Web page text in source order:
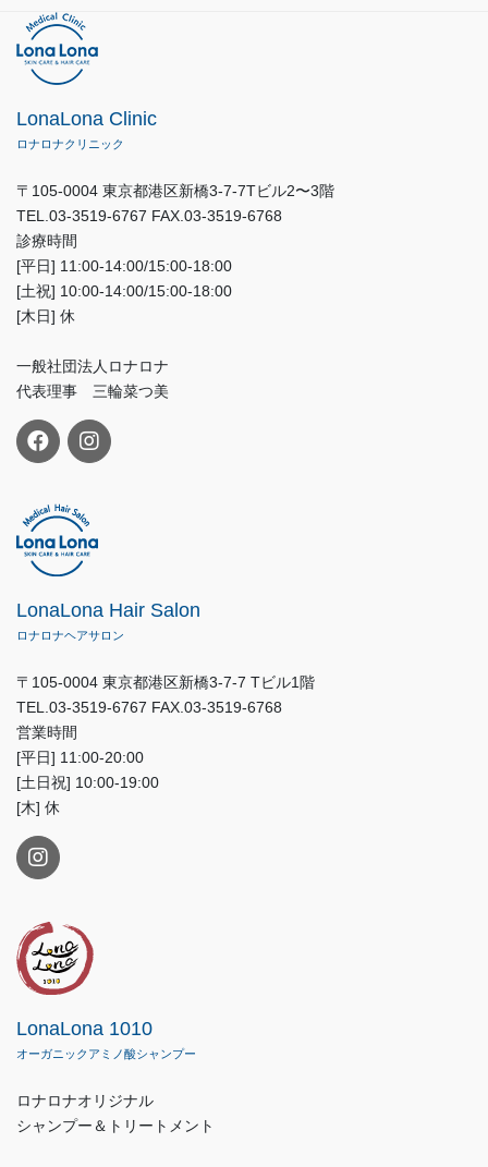
LonaLona Clinic
ロナロナクリニック
〒105-0004 東京都港区新橋3-7-7Tビル2〜3階
TEL.03-3519-6767 FAX.03-3519-6768
診療時間
[平日] 11:00-14:00/15:00-18:00
[土祝] 10:00-14:00/15:00-18:00
[木日] 休
一般社団法人ロナロナ
代表理事 三輪菜つ美
LonaLona Hair Salon
ロナロナヘアサロン
〒105-0004 東京都港区新橋3-7-7 Tビル1階
TEL.03-3519-6767 FAX.03-3519-6768
営業時間
[平日] 11:00-20:00
[土日祝] 10:00-19:00
[木] 休
LonaLona 1010
オーガニックアミノ酸シャンプー
ロナロナオリジナル
シャンプー＆トリートメント